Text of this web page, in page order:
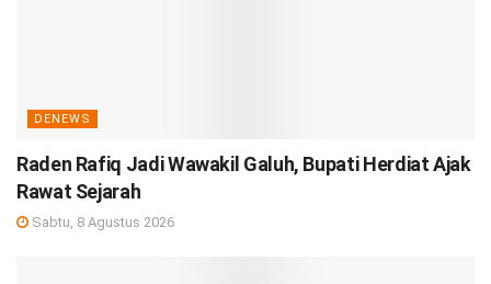
DENEWS
Raden Rafiq Jadi Wawakil Galuh, Bupati Herdiat Ajak
Rawat Sejarah
Sabtu, 8 Agustus 2026